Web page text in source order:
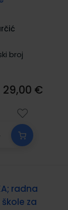
broj
29,00 €
radna
za